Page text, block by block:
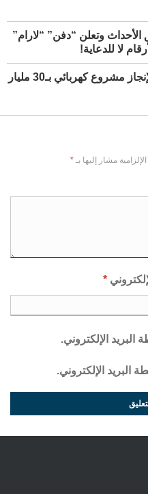
الأحداث وتعلن “دفن” “لارام”
لا للدعاية!
المغرب يشترط ضمانات حكومية لإنجاز مشروع كهربائي بـ30 مليار
مشار إليها بـ *
*
البريد الإلكتروني.
البريد الإلكتروني.